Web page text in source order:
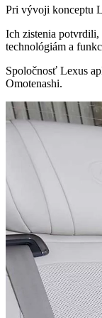
Pri vývoji konceptu
Ich zistenia
technológiám a
Spoločnosť Lexus
Omotenashi.